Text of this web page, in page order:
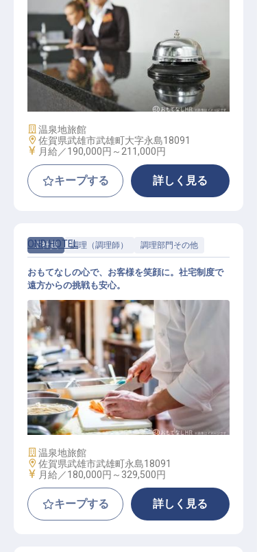
ホテルフロントスタッフ
施設業態
温泉地旅館
勤務地
佐賀県武雄市武雄町大字永島18091
給与
月給／190,000円～ 211,000円
キープする 詳しく見る
正社員 調理（調理師） 調理部門その他
ホテル調理スタッフ
OND HOTEL
おもてなしの心で、お客様を笑顔に。社宅制度で
遠方からの挑戦も安心。
施設業態
温泉地旅館
勤務地
佐賀県武雄市武雄町永島18091
給与
月給／180,000円～ 329,500円
キープする 詳しく見る